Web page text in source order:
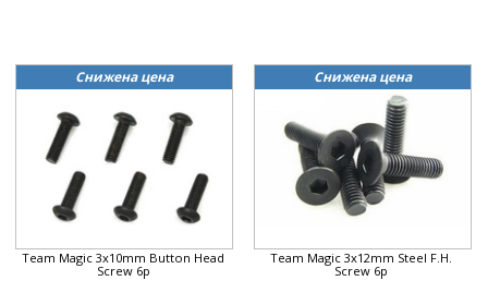
Снижена цена
Team Magic 3x10mm Button Head
Screw 6p
Снижена цена
Team Magic 3x12mm Steel F.H.
Screw 6p